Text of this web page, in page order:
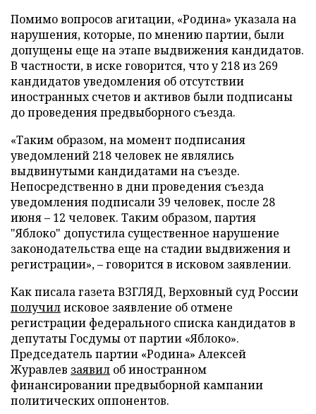
Помимо вопросов агитации, «Родина» указала на
нарушения, которые, по мнению партии, были
допущены еще на этапе выдвижения кандидатов.
В частности, в иске говорится, что у 218 из 269
кандидатов уведомления об отсутствии
иностранных счетов и активов были подписаны
до проведения предвыборного съезда.
«Таким образом, на момент подписания
уведомлений 218 человек не являлись
выдвинутыми кандидатами на съезде.
Непосредственно в дни проведения съезда
уведомления подписали 39 человек, после 28
июня – 12 человек. Таким образом, партия
"Яблоко" допустила существенное нарушение
законодательства еще на стадии выдвижения и
регистрации», – говорится в исковом заявлении.
Как писала газета ВЗГЛЯД, Верховный суд России
получилисковое заявление об отмене
регистрации федерального списка кандидатов в
депутаты Госдумы от партии «Яблоко».
Председатель партии «Родина» Алексей
Журавлев заявил об иностранном
финансировании предвыборной кампании
политических оппонентов.